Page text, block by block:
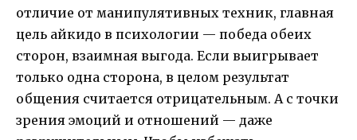
отличие от манипулятивных техник, главная
цель айкидо в психологии — победа обеих
сторон, взаимная выгода. Если выигрывает
только одна сторона, в целом результат
общения считается отрицательным. А с точки
зрения эмоций и отношений — даже